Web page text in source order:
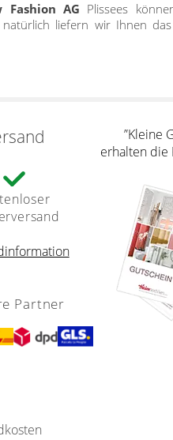
Fashion AG Plissees
liefern wir Ihnen
Partner
”Kleine
erhalten die